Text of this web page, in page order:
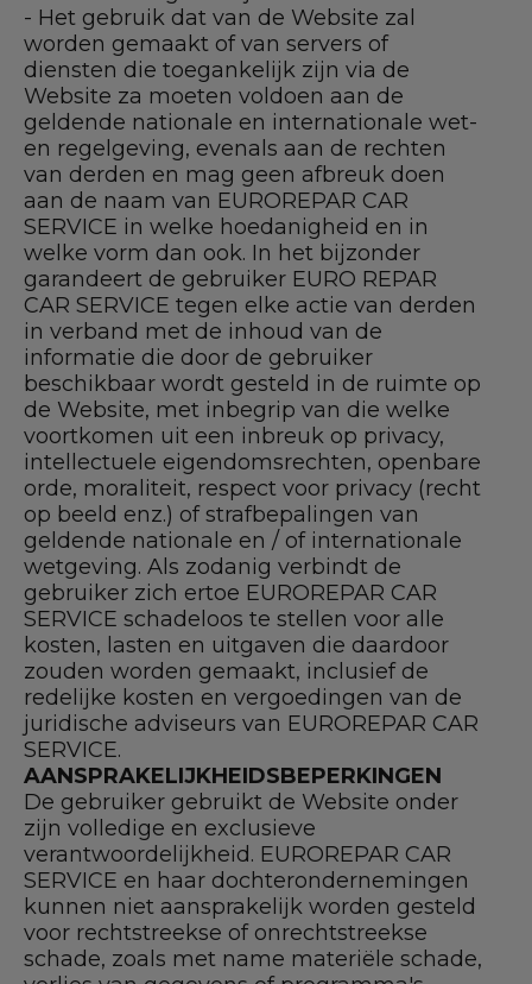
- Het gebruik dat van de Website zal
worden gemaakt of van servers of
diensten die toegankelijk zijn via de
Website za moeten voldoen aan de
geldende nationale en internationale wet-
en regelgeving, evenals aan de rechten
van derden en mag geen afbreuk doen
aan de naam van EUROREPAR CAR
SERVICE in welke hoedanigheid en in
welke vorm dan ook. In het bijzonder
garandeert de gebruiker EURO REPAR
CAR SERVICE tegen elke actie van derden
in verband met de inhoud van de
informatie die door de gebruiker
beschikbaar wordt gesteld in de ruimte op
de Website, met inbegrip van die welke
voortkomen uit een inbreuk op privacy,
intellectuele eigendomsrechten, openbare
orde, moraliteit, respect voor privacy (recht
op beeld enz.) of strafbepalingen van
geldende nationale en / of internationale
wetgeving. Als zodanig verbindt de
gebruiker zich ertoe EUROREPAR CAR
SERVICE schadeloos te stellen voor alle
kosten, lasten en uitgaven die daardoor
zouden worden gemaakt, inclusief de
redelijke kosten en vergoedingen van de
juridische adviseurs van EUROREPAR CAR
SERVICE.
AANSPRAKELIJKHEIDSBEPERKINGEN
De gebruiker gebruikt de Website onder
zijn volledige en exclusieve
verantwoordelijkheid. EUROREPAR CAR
SERVICE en haar dochterondernemingen
kunnen niet aansprakelijk worden gesteld
voor rechtstreekse of onrechtstreekse
schade, zoals met name materiële schade,